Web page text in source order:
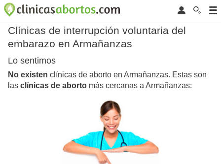
Clínicas de interrupción voluntaria del
embarazo en Armañanzas
Lo sentimos
No existen clínicas de aborto en Armañanzas. Estas son
las clínicas de aborto más cercanas a Armañanzas: